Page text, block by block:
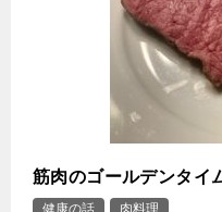
筋肉のゴールデンタイ
健康の話 肉料理